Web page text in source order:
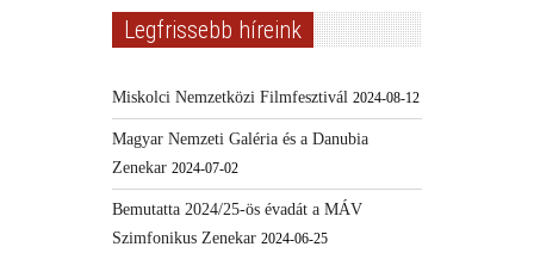
Legfrissebb híreink
Miskolci Nemzetközi Filmfesztivál 2024-08-12
Magyar Nemzeti Galéria és a Danubia
Zenekar 2024-07-02
Bemutatta 2024/25-ös évadát a MÁV
Szimfonikus Zenekar 2024-06-25